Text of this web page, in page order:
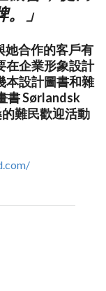
」
她合作的客戶有
在企業形象設計
本設計圖書和雜
書 Sørlandsk
難民歡迎活動